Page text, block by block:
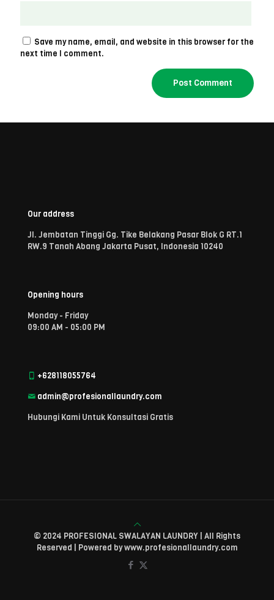
Save my name, email, and website in this browser for the
next time I comment.
Our address
Jl. Jembatan Tinggi Gg. Tike Belakang Pasar Blok G RT.1
RW.9 Tanah Abang Jakarta Pusat, Indonesia 10240
Opening hours
Monday - Friday
09:00 AM - 05:00 PM
+628118055764
admin@profesionallaundry.com
Hubungi Kami Untuk Konsultasi Gratis
© 2024 PROFESIONAL SWALAYAN LAUNDRY | All Rights
Reserved | Powered by www.profesionallaundry.com